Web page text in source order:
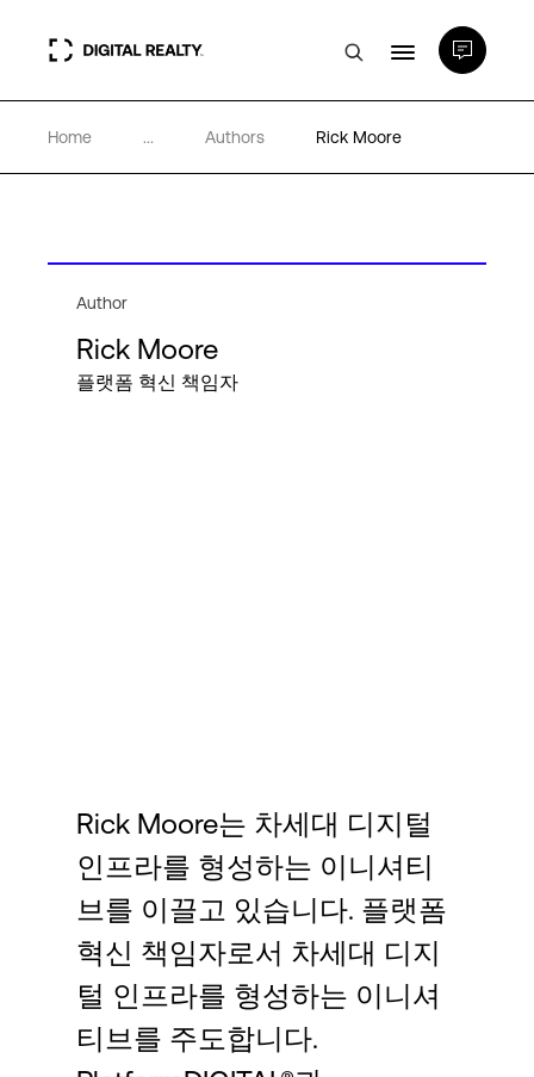
데이터 센터
파트너
전문성 및 리소스
Home ... Authors Rick Moore
Author
Rick Moore
플랫폼 혁신 책임자
Rick Moore는 차세대 디지털
인프라를 형성하는 이니셔티
브를 이끌고 있습니다. 플랫폼
혁신 책임자로서 차세대 디지
털 인프라를 형성하는 이니셔
티브를 주도합니다.